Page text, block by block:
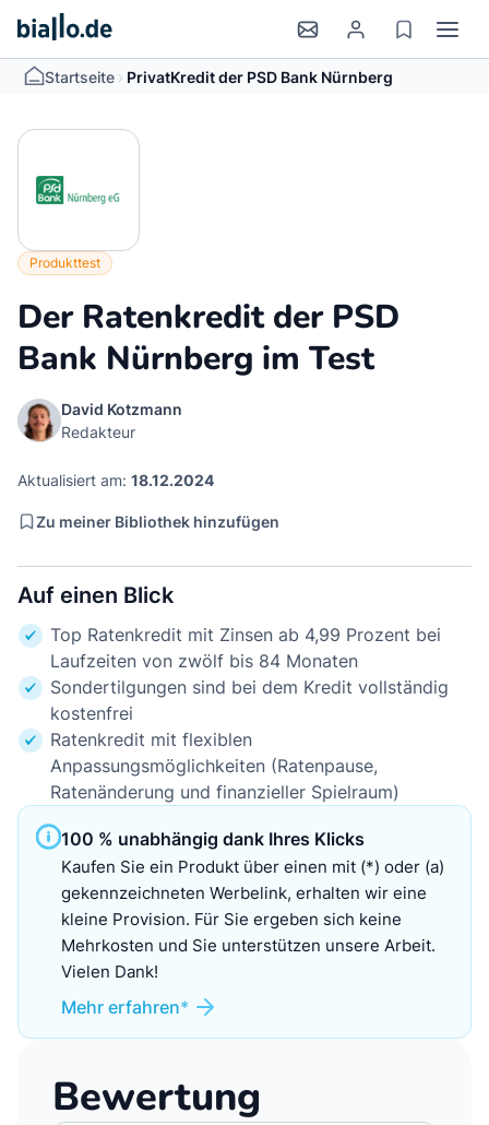
Startseite > PrivatKredit der PSD Bank Nürnberg
Produkttest
Der Ratenkredit der PSD
Bank Nürnberg im Test
David Kotzmann
Redakteur
Aktualisiert am: 18.12.2024
Zu meiner Bibliothek hinzufügen
Auf einen Blick
Top Ratenkredit mit Zinsen ab 4,99 Prozent bei
Laufzeiten von zwölf bis 84 Monaten
Sondertilgungen sind bei dem Kredit vollständig
kostenfrei
Ratenkredit mit flexiblen
Anpassungsmöglichkeiten (Ratenpause,
Ratenänderung und finanzieller Spielraum)
100 % unabhängig dank Ihres Klicks
Kaufen Sie ein Produkt über einen mit (*) oder (a)
gekennzeichneten Werbelink, erhalten wir eine
kleine Provision. Für Sie ergeben sich keine
Mehrkosten und Sie unterstützen unsere Arbeit.
Vielen Dank!
Mehr erfahren
Bewertung